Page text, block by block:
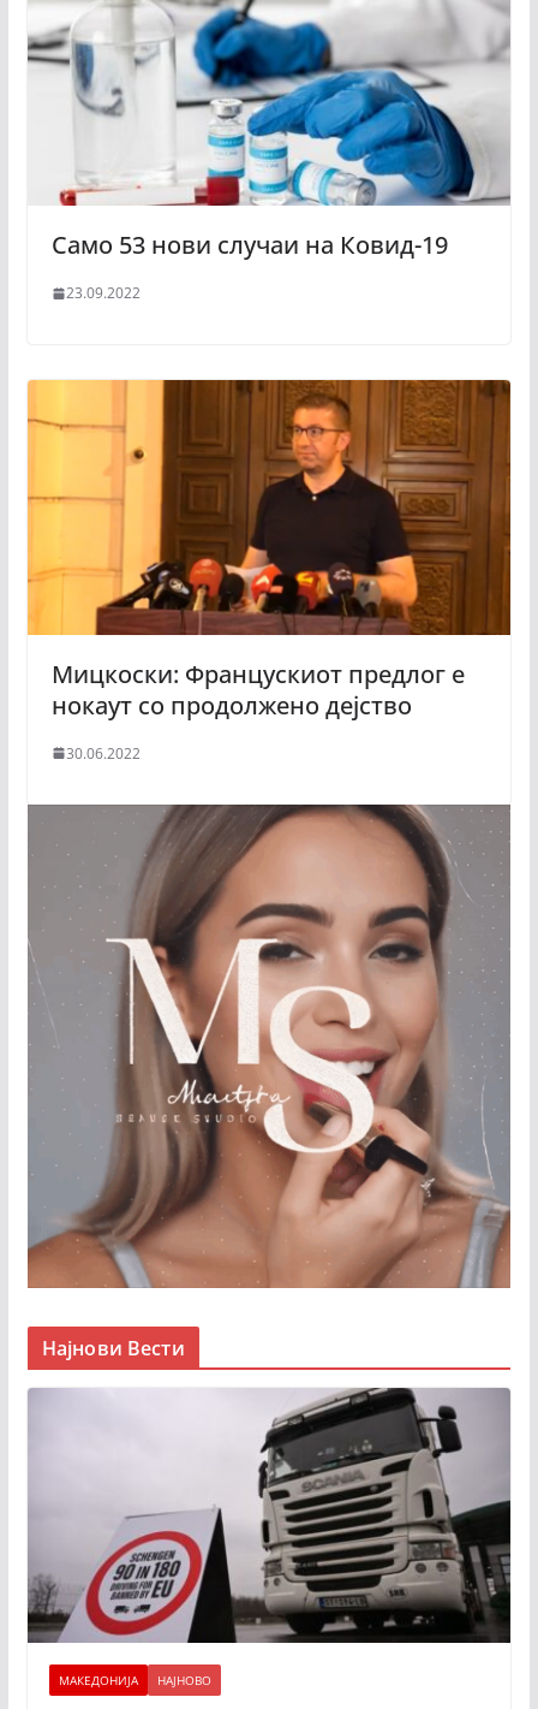
Само 53 нови случаи на Ковид-19
23.09.2022
Мицкоски: Францускиот предлог е
нокаут со продолжено дејство
30.06.2022
Најнови Вести
МАКЕДОНИЈА НАЈНОВО